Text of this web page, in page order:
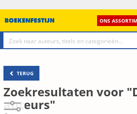
ONS
TERUG
Zoekresultaten voor
auteurs"